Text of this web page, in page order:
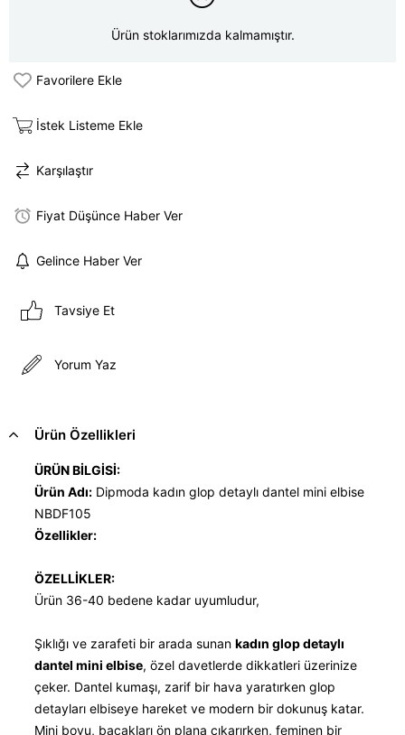
Ürün stoklarımızda kalmamıştır.
Favorilere Ekle
İstek Listeme Ekle
Karşılaştır
Fiyat Düşünce Haber Ver
Gelince Haber Ver
Tavsiye Et
Yorum Yaz
Ürün Özellikleri
ÜRÜN BİLGİSİ:
Ürün Adı: Dipmoda kadın glop detaylı dantel mini elbise
NBDF105
Özellikler:
ÖZELLİKLER:
Ürün 36-40 bedene kadar uyumludur,
Şıklığı ve zarafeti bir arada sunan kadın glop detaylı
dantel mini elbise, özel davetlerde dikkatleri üzerinize
çeker. Dantel kumaşı, zarif bir hava yaratırken glop
detayları elbiseye hareket ve modern bir dokunuş katar.
Mini boyu, bacakları ön plana çıkarırken, feminen bir